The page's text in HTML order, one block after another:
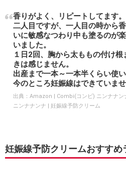
香りがよく、リピートしてます。
二人目ですが、一人目の時から
いに敏感なつわり中も塗るのが
いました。
１日2回、胸から太ももの付け
きは感じません。
出産まで一本～一本半くらい使い
今のところ妊娠線はできていませ
出典： Amazon | Combi(コンビ) ニンナナン
ニンナナンナ | 妊娠線予防クリーム
妊娠線予防クリームおすすめ